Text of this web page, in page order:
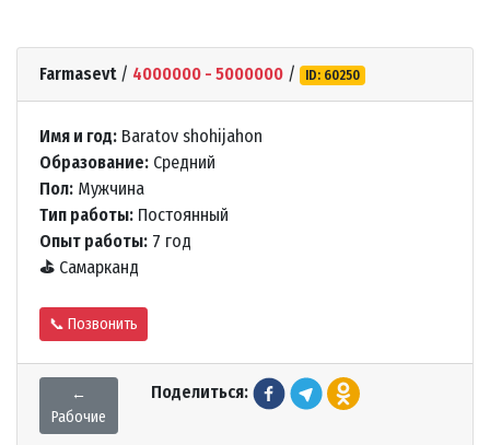
Farmasevt/ 4000000 - 5000000 / ID: 60250
Имя и год: Baratov shohijahon
Образование: Средний
Пол: Мужчина
Тип работы: Постоянный
Опыт работы: 7 год
⛳ Самарканд
📞 Позвонить
←
Рабочие
Поделиться: